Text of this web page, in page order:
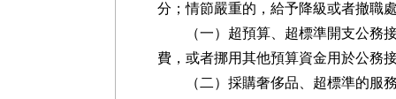
分；情節嚴重的，給予降級或者撤職
（一）超預算、超標準開支公務接
費，或者挪用其他預算資金用於公務
（二）採購奢侈品、超標準的服務